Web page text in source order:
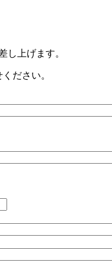
し上げます。
ださい。